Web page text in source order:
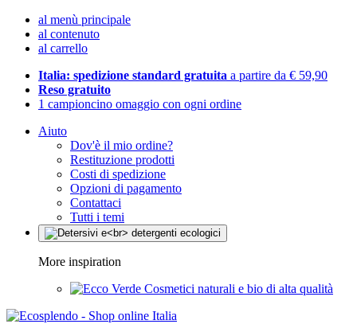
al menù principale
al contenuto
al carrello
Italia: spedizione standard gratuita a partire da € 59,90
Reso gratuito
1 campioncino omaggio con ogni ordine
Aiuto
Dov'è il mio ordine?
Restituzione prodotti
Costi di spedizione
Opzioni di pagamento
Contattaci
Tutti i temi
More inspiration
Cosmetici naturali e bio di alta qualità